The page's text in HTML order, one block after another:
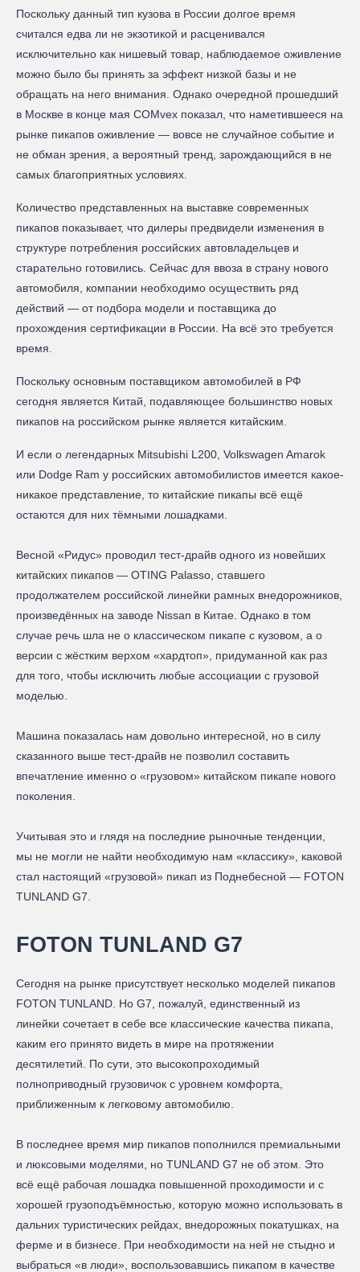
Поскольку данный тип кузова в России долгое время
считался едва ли не экзотикой и расценивался
исключительно как нишевый товар, наблюдаемое оживление
можно было бы принять за эффект низкой базы и не
обращать на него внимания. Однако очередной прошедший
в Москве в конце мая COMvex показал, что наметившееся на
рынке пикапов оживление — вовсе не случайное событие и
не обман зрения, а вероятный тренд, зарождающийся в не
самых благоприятных условиях.
Количество представленных на выставке современных
пикапов показывает, что дилеры предвидели изменения в
структуре потребления российских автовладельцев и
старательно готовились. Сейчас для ввоза в страну нового
автомобиля, компании необходимо осуществить ряд
действий — от подбора модели и поставщика до
прохождения сертификации в России. На всё это требуется
время.
Поскольку основным поставщиком автомобилей в РФ
сегодня является Китай, подавляющее большинство новых
пикапов на российском рынке является китайским.
И если о легендарных Mitsubishi L200, Volkswagen Amarok
или Dodge Ram у российских автомобилистов имеется какое-
никакое представление, то китайские пикапы всё ещё
остаются для них тёмными лошадками.
Весной «Ридус» проводил тест-драйв одного из новейших
китайских пикапов — OTING Palasso, ставшего
продолжателем российской линейки рамных внедорожников,
произведённых на заводе Nissan в Китае. Однако в том
случае речь шла не о классическом пикапе с кузовом, а о
версии с жёстким верхом «хардтоп», придуманной как раз
для того, чтобы исключить любые ассоциации с грузовой
моделью.
Машина показалась нам довольно интересной, но в силу
сказанного выше тест-драйв не позволил составить
впечатление именно о «грузовом» китайском пикапе нового
поколения.
Учитывая это и глядя на последние рыночные тенденции,
мы не могли не найти необходимую нам «классику», каковой
стал настоящий «грузовой» пикап из Поднебесной — FOTON
TUNLAND G7.
FOTON TUNLAND G7
Сегодня на рынке присутствует несколько моделей пикапов
FOTON TUNLAND. Но G7, пожалуй, единственный из
линейки сочетает в себе все классические качества пикапа,
каким его принято видеть в мире на протяжении
десятилетий. По сути, это высокопроходимый
полноприводный грузовичок с уровнем комфорта,
приближенным к легковому автомобилю.
В последнее время мир пикапов пополнился премиальными
и люксовыми моделями, но TUNLAND G7 не об этом. Это
всё ещё рабочая лошадка повышенной проходимости и с
хорошей грузоподъёмностью, которую можно использовать в
дальних туристических рейдах, внедорожных покатушках, на
ферме и в бизнесе. При необходимости на ней не стыдно и
выбраться «в люди», воспользовавшись пикапом в качестве